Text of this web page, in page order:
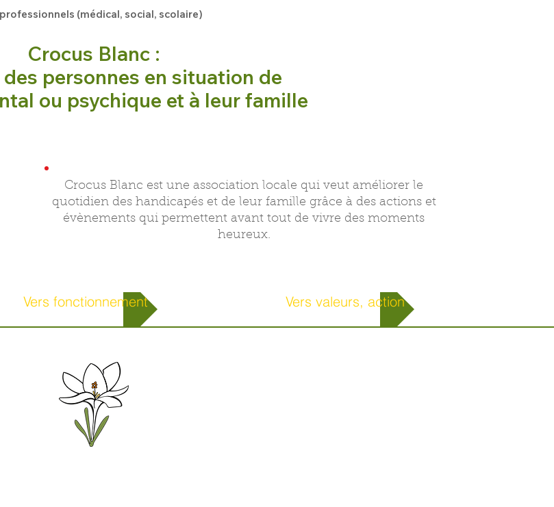
(médical, social, scolaire)
Crocus Blanc :
personnes en situation de
ou psychique et à leur famille
Crocus Blanc est une association locale qui veut améliorer le
quotidien des handicapés et de leur famille grâce à des actions et
évènements qui permettent avant tout de vivre des moments
heureux.
Vers fonctionnement Vers valeurs, action